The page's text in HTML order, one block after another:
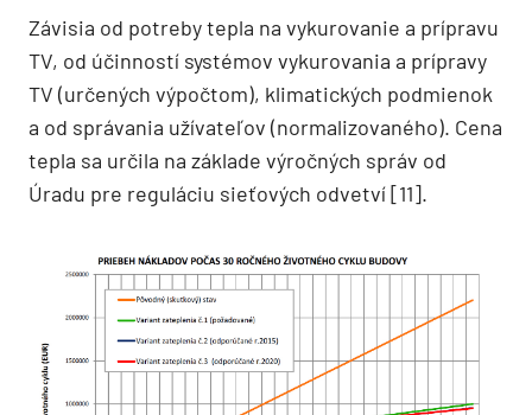
Závisia od potreby tepla na vykurovanie a prípravu
TV, od účinností systémov vykurovania a prípravy
TV (určených výpočtom), klimatických podmienok
a od správania užívateľov (normalizovaného). Cena
tepla sa určila na základe výročných správ od
Úradu pre reguláciu sieťových odvetví [11].